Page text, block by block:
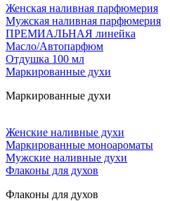
Женская наливная парфюмерия
Мужская наливная парфюмерия
ПРЕМИАЛЬНАЯ линейка
Масло/Автопарфюм
Отдушка 100 мл
Маркированные духи
Маркированные духи
Женские наливные духи
Маркированные моноароматы
Мужские наливные духи
Флаконы для духов
Флаконы для духов